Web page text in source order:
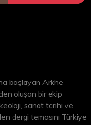
başlayan Arkhe
oluşan bir ekip
sanat tarihi ve
dergi temasını Türkiye